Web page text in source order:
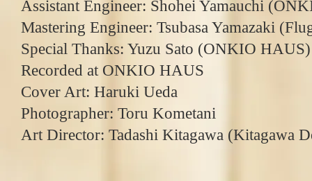
Assistant Engineer: Shohei Yamauchi
Mastering Engineer: Tsubasa Yamazaki
Special Thanks: Yuzu Sato (ONKIO HAUS)
Recorded at ONKIO HAUS
Cover Art: Haruki Ueda
Photographer: Toru Kometani
Art Director: Tadashi Kitagawa (Kitagawa